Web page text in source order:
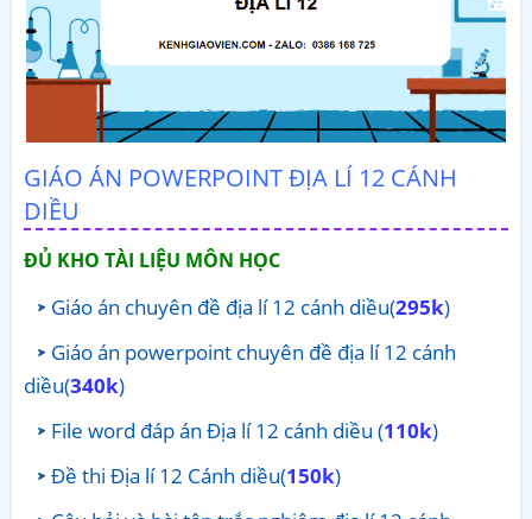
GIÁO ÁN POWERPOINT ĐỊA LÍ 12 CÁNH
DIỀU
ĐỦ KHO TÀI LIỆU MÔN HỌC
Giáo án chuyên đề địa lí 12 cánh diều(295k)
Giáo án powerpoint chuyên đề địa lí 12 cánh
diều(340k)
File word đáp án Địa lí 12 cánh diều (110k)
Đề thi Địa lí 12 Cánh diều(150k)